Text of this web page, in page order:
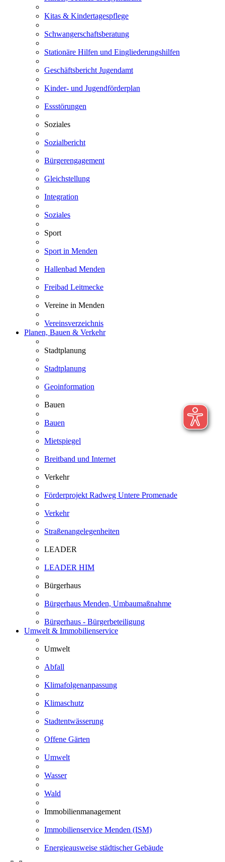
Kitas & Kindertagespflege
Schwangerschaftsberatung
Stationäre Hilfen und Eingliederungshilfen
Geschäftsbericht Jugendamt
Kinder- und Jugendförderplan
Essstörungen
Soziales
Sozialbericht
Bürgerengagement
Gleichstellung
Integration
Soziales
Sport
Sport in Menden
Hallenbad Menden
Freibad Leitmecke
Vereine in Menden
Vereinsverzeichnis
Planen, Bauen & Verkehr
Stadtplanung
Stadtplanung
Geoinformation
Bauen
Bauen
Mietspiegel
Breitband und Internet
Verkehr
Förderprojekt Radweg Untere Promenade
Verkehr
Straßenangelegenheiten
LEADER
LEADER HIM
Bürgerhaus
Bürgerhaus Menden, Umbaumaßnahme
Bürgerhaus - Bürgerbeteiligung
Umwelt & Immobilienservice
Umwelt
Abfall
Klimafolgenanpassung
Klimaschutz
Stadtentwässerung
Offene Gärten
Umwelt
Wasser
Wald
Immobilienmanagement
Immobilienservice Menden (ISM)
Energieausweise städtischer Gebäude